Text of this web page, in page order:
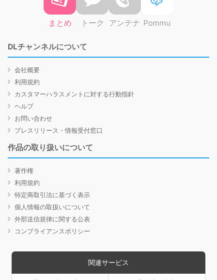
まとめ トーク アンテナ Pommu
DLチャンネルについて
会社概要
利用規約
カスタマーハラスメントに対する行動指針
ヘルプ
お問い合わせ
プレスリリース・情報受付窓口
作品の取り扱いについて
著作権
利用規約
特定商取引法に基づく表示
個人情報の取扱いについて
外部送信規律に関する公表
コンプライアンスポリシー
関連サービス